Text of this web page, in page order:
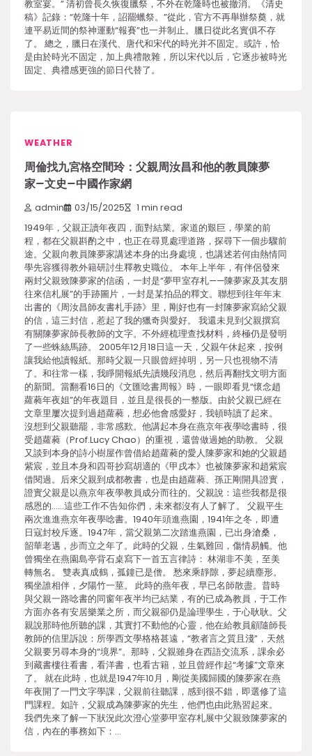
教室宴。” 清初曾長久恢復臘祭，不外在乾隆時也被撤消。《清史
稿》記錄：“乾隆十年，詔罷蠟祭。”從此，官方不再舉辦祭奠，就
連平易近間的祭神運動“報賽”也一并制止。臘日從此名實俱不存
了。 總之，臘日在漢代、唐代和宋代的時光并不固定。或許，恰
是由於時光不固定，加上典禮散雜，所以宋代以后，它逐步被時光
固定、典禮感更強的節日代替了。
WEATHER
周倫找九宮格空間玲：父親周汝昌和他的教員陳夢
家–文史–中國作家網
admin 03/15/2025 1 min read
1949年，父親正讀年夜四，面對結業。家道的艱巨，學業的前
程，都在父親斟酌之中，也正在尋覓處理道路，探尋下一個步驟前
途。父親向教員陳夢家講述本身的出身處境，也講述若何由熱情同
學先容獲得教外籍研討生釋教史職位。 本年上半年，有伴侶發來
兩封父親致陳夢家的信函，一封是“夢甲室存札——陳夢家及其友朋
往來信札展”的手跡圖片，一封是某拍品的釋文。聯想到往年年末
出書的《周汝昌師友書札手跡》里，剛好也有一封陳夢家寫給父親
的信，這三封信，惹起了我的獵奇與愛好。 我還未見到父親撰寫
有關陳夢家師長教師的文字。不外經梳理查找材料，終極仍是發明
了一些蛛絲馬跡。 2005年12月18日這一天，父親午休起來，按例
讓我給他讀報紙。那時父親一只眼曾經掉明，另一只也視物不清
了。和往常一樣，我睜開報紙先讀幾段消息，然后再翻找文明方面
的新聞。當翻看16日的《文匯唸書周報》時，一眼即看見“懷念趙
蘿蕤年夜姐”的年夜題目，並且是很長的一整版。由於父親已經在
文章里屢次提到過趙蘿蕤，想必他會感愛好，我頓時讀了起來。
沒想到父親聽罷，非常感歎。他講起本身在燕京年夜學唸書時，很
受趙蘿蕤（Prof.Lucy Chao）的重視，還曾做過她的助教。 父親
又談到本身的詩小樹屋作曾借給趙蘿蕤的愛人陳夢家和她的父親趙
紫宸，並且本身和四哥抄寫胡適的《甲戌本》也被陳夢家和趙紫宸
借閱過。后來父親到成都教書，也是由趙蘿蕤、孫正剛開具證實，
證實父親是以燕京年夜學教員成分而往的。父親說：這些我都是很
感恩的……這些工作不告知你們，未來都沒有人了解了。 父親平生
兩次進進燕京年夜學唸書。1940年頭進燕園，1941年之冬，即遭
日寇封校斥逐。1947年，當父親第二次踏進燕園，已出身滄桑，
韶華老邁，步而立之年了。此時的父親，生氣難回，傷情易觸。他
曾獨坐在燕園島亭背石桌寫下一首五言律詩： 林湖非不美，至美
轉無名。 雙表真成鶴，孤鐘已是僧。 愁來乘靜隙，夢起續塵形。
獨坐誰相伴，夕陽竹一莖。 此時的燕年夜，早已名師散盡。昔時
與父親一路唸書的同窗年夜半均已結業，有的已成為教員，于工作
方面亦各有安居樂業之所，而父親卻仍是論理學生，于心耿耿。父
親說那時他所聽的課，其實打不動他的心靈，他在給教員顧隨師長
教師的信里訴說：所學西文學格格甚遠，“教者言之質且淺”，天然
父親要另尋本身的“境界”。那時，父親雖身在西語交流系，課余必
到藏書樓往看書，看洋書，也看古籍，並且曾經作起“考據”文章來
了。 就在此時，也就是1947年10月，剛從美國歸國的陳夢家在燕
年夜開了一門文字學課，父親前往聽課，感到很不錯，即選修了這
門課程。如許，父親成為陳夢家的先生，他們也由此熟習起來。
我們先來了解一下狀況此次澄心堂夢甲室存札展中父親致陳夢家的
信，內在的事務如下：…